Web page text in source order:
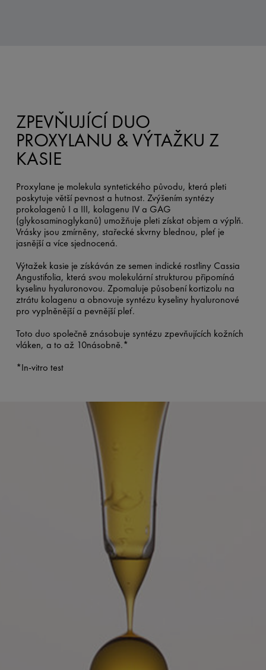
ZPEVŇUJÍCÍ DUO
PROXYLANU & VÝTAŽKU Z
KASIE
Proxylane je molekula syntetického původu, která pleti
poskytuje větší pevnost a hutnost. Zvýšením syntézy
prokolagenů I a III, kolagenu IV a GAG
(glykosaminoglykanů) umožňuje pleti získat objem a výplň.
Vrásky jsou zmírněny, stařecké skvrny blednou, pleť je
jasnější a více sjednocená.
Výtažek kasie je získáván ze semen indické rostliny Cassia
Angustifolia, která svou molekulární strukturou připomíná
kyselinu hyaluronovou. Zpomaluje působení kortizolu na
ztrátu kolagenu a obnovuje syntézu kyseliny hyaluronové
pro vyplněnější a pevnější pleť.
Toto duo společně znásobuje syntézu zpevňujících kožních
vláken, a to až 10násobně.*​ ​
*In-vitro test